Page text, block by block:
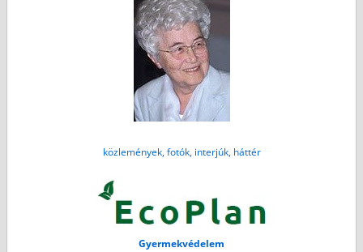
közlemények, fotók, interjúk, háttér
Gyermekvédelem